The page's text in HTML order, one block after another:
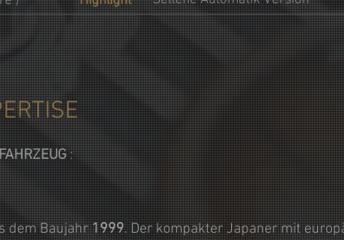
:
dem Baujahr1999. Der kompakter Japaner mit